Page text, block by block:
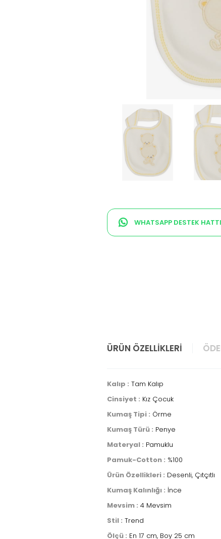
WHATSAPP DESTEK HATTI
ÜRÜN ÖZELLIKLERI
Kalıp : Tam Kalıp
Cinsiyet : Kız Çocuk
Kumaş Tipi : Örme
Kumaş Türü : Penye
Materyal : Pamuklu
Pamuk-Cotton : %100
Ürün Özellikleri : Desenli, Çıtçıtlı
Kumaş Kalınlığı : İnce
Mevsim : 4 Mevsim
Stil : Trend
Ölçü : En 17 cm, Boy 25 cm